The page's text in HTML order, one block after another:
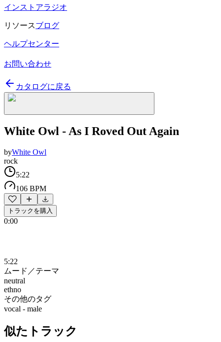
インストアラジオ
リソースブログ
ヘルプセンター
お問い合わせ
カタログに戻る
White Owl - As I Roved Out Again
byWhite Owl
rock
5:22
106 BPM
トラックを購入
0:00
5:22
ムード／テーマ
neutral
ethno
その他のタグ
vocal - male
似たトラック